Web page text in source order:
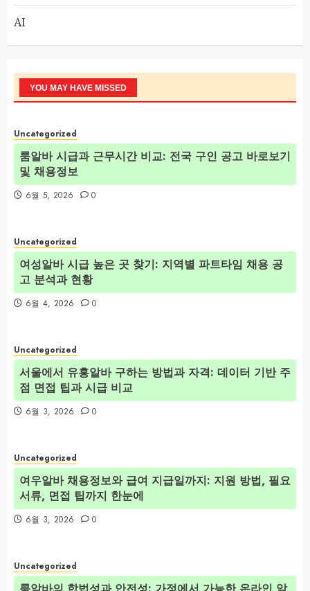
AI
YOU MAY HAVE MISSED
Uncategorized
룸알바 시급과 근무시간 비교: 전국 구인 공고 바로보기
및 채용정보
6월 5, 2026 0
Uncategorized
여성알바 시급 높은 곳 찾기: 지역별 파트타임 채용 공
고 분석과 현황
6월 4, 2026 0
Uncategorized
서울에서 유흥알바 구하는 방법과 자격: 데이터 기반 주
점 면접 팁과 시급 비교
6월 3, 2026 0
Uncategorized
여우알바 채용정보와 급여 지급일까지: 지원 방법, 필요
서류, 면접 팁까지 한눈에
6월 3, 2026 0
Uncategorized